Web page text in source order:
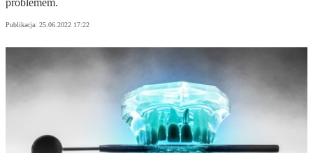
problemem.
Publikacja: 25.06.2022 17:22